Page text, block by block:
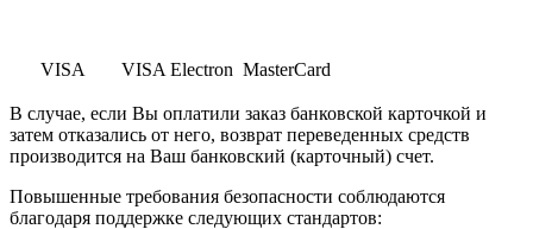
VISA VISA Electron MasterCard
В случае, если Вы оплатили заказ банковской карточкой и
затем отказались от него, возврат переведенных средств
производится на Ваш банковский (карточный) счет.
Повышенные требования безопасности соблюдаются
благодаря поддержке следующих стандартов: